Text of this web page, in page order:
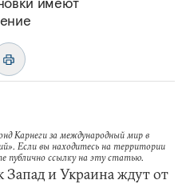
Карнеги за международный мир в
Если вы находитесь на территории
публично ссылку на эту статью.
Запад и Украина ждут от